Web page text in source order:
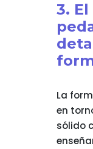
3.
La
en
sólido